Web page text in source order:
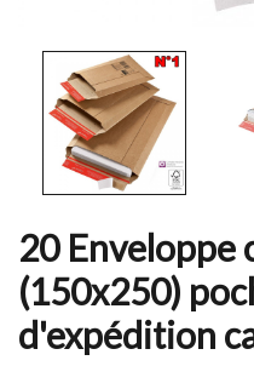
20 Enveloppe
(150x250)
d'expédition